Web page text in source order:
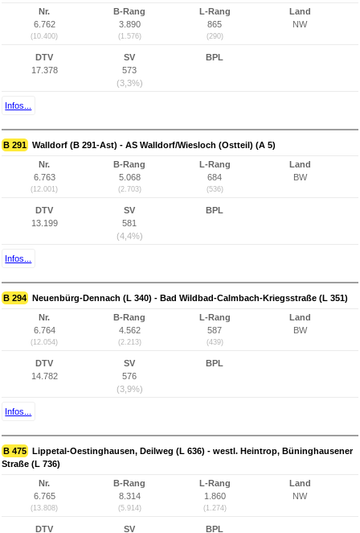
Nr.
6.762
(10.400)
B-Rang
3.890
(1.576)
L-Rang
865
(290)
Land
NW
DTV
17.378
SV
573
(3,3%)
BPL
Infos...
B 291 Walldorf (B 291-Ast) - AS Walldorf/Wiesloch (Ostteil) (A 5)
Nr.
6.763
(12.001)
B-Rang
5.068
(2.703)
L-Rang
684
(536)
Land
BW
DTV
13.199
SV
581
(4,4%)
BPL
Infos...
B 294 Neuenbürg-Dennach (L 340) - Bad Wildbad-Calmbach-Kriegsstraße (L 351)
Nr.
6.764
(12.054)
B-Rang
4.562
(2.213)
L-Rang
587
(439)
Land
BW
DTV
14.782
SV
576
(3,9%)
BPL
Infos...
B 475 Lippetal-Oestinghausen, Deilweg (L 636) - westl. Heintrop, Büninghausener
Straße (L 736)
Nr.
6.765
(13.808)
B-Rang
8.314
(5.914)
L-Rang
1.860
(1.274)
Land
NW
DTV
SV
BPL